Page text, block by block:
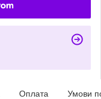
Оплата Умови